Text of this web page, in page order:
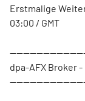
Erstmalige
03:00 / GMT
dpa-AFX Broker